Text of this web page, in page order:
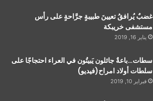
غضبٌ يُرافقُ تعيينَ طبيبةٍ جرَّاحةٍ على رأس
مستشفى خريبكة
يناير 16, 2019
سطات…باعةٌ جائلون يَبيتُون في العراء احتجاجًا على
سلطات أولاد امراح(فيديو)
فبراير 10, 2019